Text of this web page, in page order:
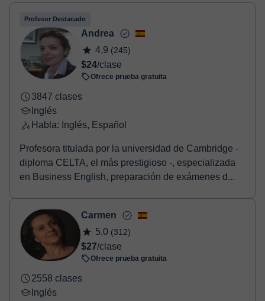
- Tarjeta de crédito.
Una vez realices el pago de la clase, recibirás un e-mail de
confirmación de la reserva.
Profesor Destacado
Andrea
4,9 (245)
$24/clase
Ofrece prueba gratuita
3847 clases
Inglés
Habla: Inglés, Español
Profesora titulada por la universidad de Cambridge -
diploma CELTA, el más prestigioso -, especializada
en Business English, preparación de exámenes d...
Carmen
5,0 (312)
$27/clase
Ofrece prueba gratuita
2558 clases
Inglés